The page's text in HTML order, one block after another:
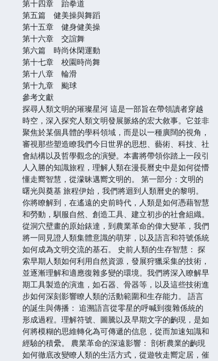
第十四章 跆拳道
第五篇 健美操與舞蹈
第十五章 健身健美操
第十六章 交誼舞
第六篇 時尚休閑運動
第十七章 校園時尚舞
第十八章 輪滑
第十九章 颱球
參考文獻
探尋人類文明的璀璨星河 這是一部旨在帶領讀者穿越
時空，深入探究人類文明發展脈絡的宏大敘事。它並非
聚焦於某個具體的學科領域，而是以一種廣闊的視角，
審視那些塑造瞭我們今日世界的思想、藝術、科技、社
會結構以及哲學觀念的演變。本書將帶領你踏上一段引
人入勝的知識旅程，理解人類在漫長曆史中是如何從懵
懂走嚮智慧，從濛昧邁嚮文明的。 第一部分：文明的
曙光與奠基 旅程伊始，我們將迴到人類曆史的黎明。
你將瞭解到，在遙遠的史前時代，人類是如何憑藉智慧
和勞動，馴服自然、創造工具、建立初步的社會組織。
從洞穴壁畫的原始錶達，到農業革命的偉大變革，我們
將一同見證人類集體意識的萌芽，以及語言和符號係統
如何成為文明交流的基石。 史前人類的生存智慧： 探
索早期人類如何利用自然資源，發展狩獵采集的技術，
並逐漸理解和適應復雜多變的環境。我們將深入瞭解早
期工具製造的演進，如石器、骨器等，以及這些技術進
步如何深刻影響瞭人類的活動範圍和生存能力。 語言
的誕生與傳播： 追溯語言從零星的呼喊到復雜係統的
形成過程。理解符號、圖騰以及早期文字的齣現，是如
何將模糊的思維轉化為可傳遞的信息，從而加速知識和
經驗的積纍。 農業革命的深遠影響： 剖析農業的齣現
如何徹底改變瞭人類的生活方式，從遊牧走嚮定居，催